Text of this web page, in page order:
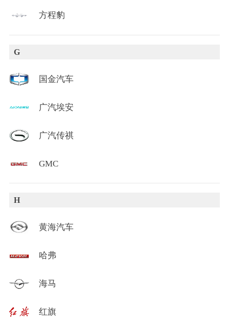
方程豹
G
国金汽车
广汽埃安
广汽传祺
GMC
H
黄海汽车
哈弗
海马
红旗